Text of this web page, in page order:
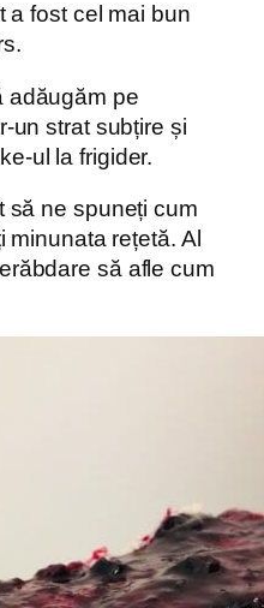
a fost cel mai bun
adăugăm pe
un strat subțire și
ul la frigider.
să ne spuneți cum
rețetă. Al
să afle cum